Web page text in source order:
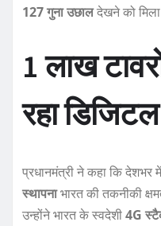
127 गुना उछालदेखने को
1 लाख
रहा
प्रधानमंत्री ने कहा कि देशभर
स्थापनाभारत की तकनीकी
उन्होंने भारत के स्वदेशी4G